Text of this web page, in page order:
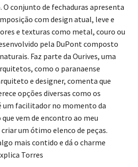
O conjunto de fechaduras apresenta
com design atual, leve e
e texturas como metal, couro ou
pela DuPont composto
Faz parte da Ourives, uma
como o paranaense
e designer, comenta que
opções diversas como os
um facilitador no momento da
vem de encontro ao meu
um ótimo elenco de peças.
mais contido e dá o charme
Torres